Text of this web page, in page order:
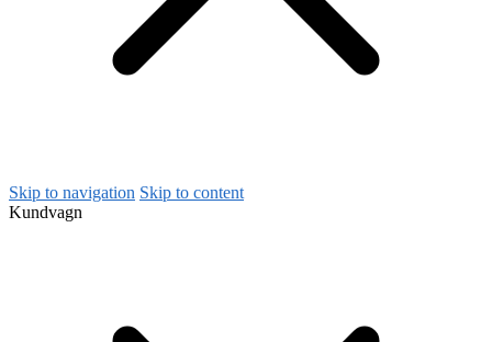
Skip to navigation Skip to content
Kundvagn